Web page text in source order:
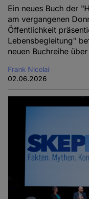
Ein neues Buch der
am vergangenen
Öffentlichkeit
Lebensbegleitung"
neuen Buchreihe
Frank Nicolai
02.06.2026